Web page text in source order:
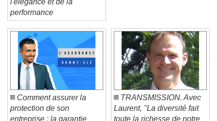
Video Player is loading.
Play Video
Play
Skip Backward
Skip Forward
Unmute
Current Time0:00
/
Duration-:-
Loaded:0%
l'élégance et de la
performance
Comment assurer la
protection de son
TRANSMISSION. Avec
Laurent, "La diversité fait